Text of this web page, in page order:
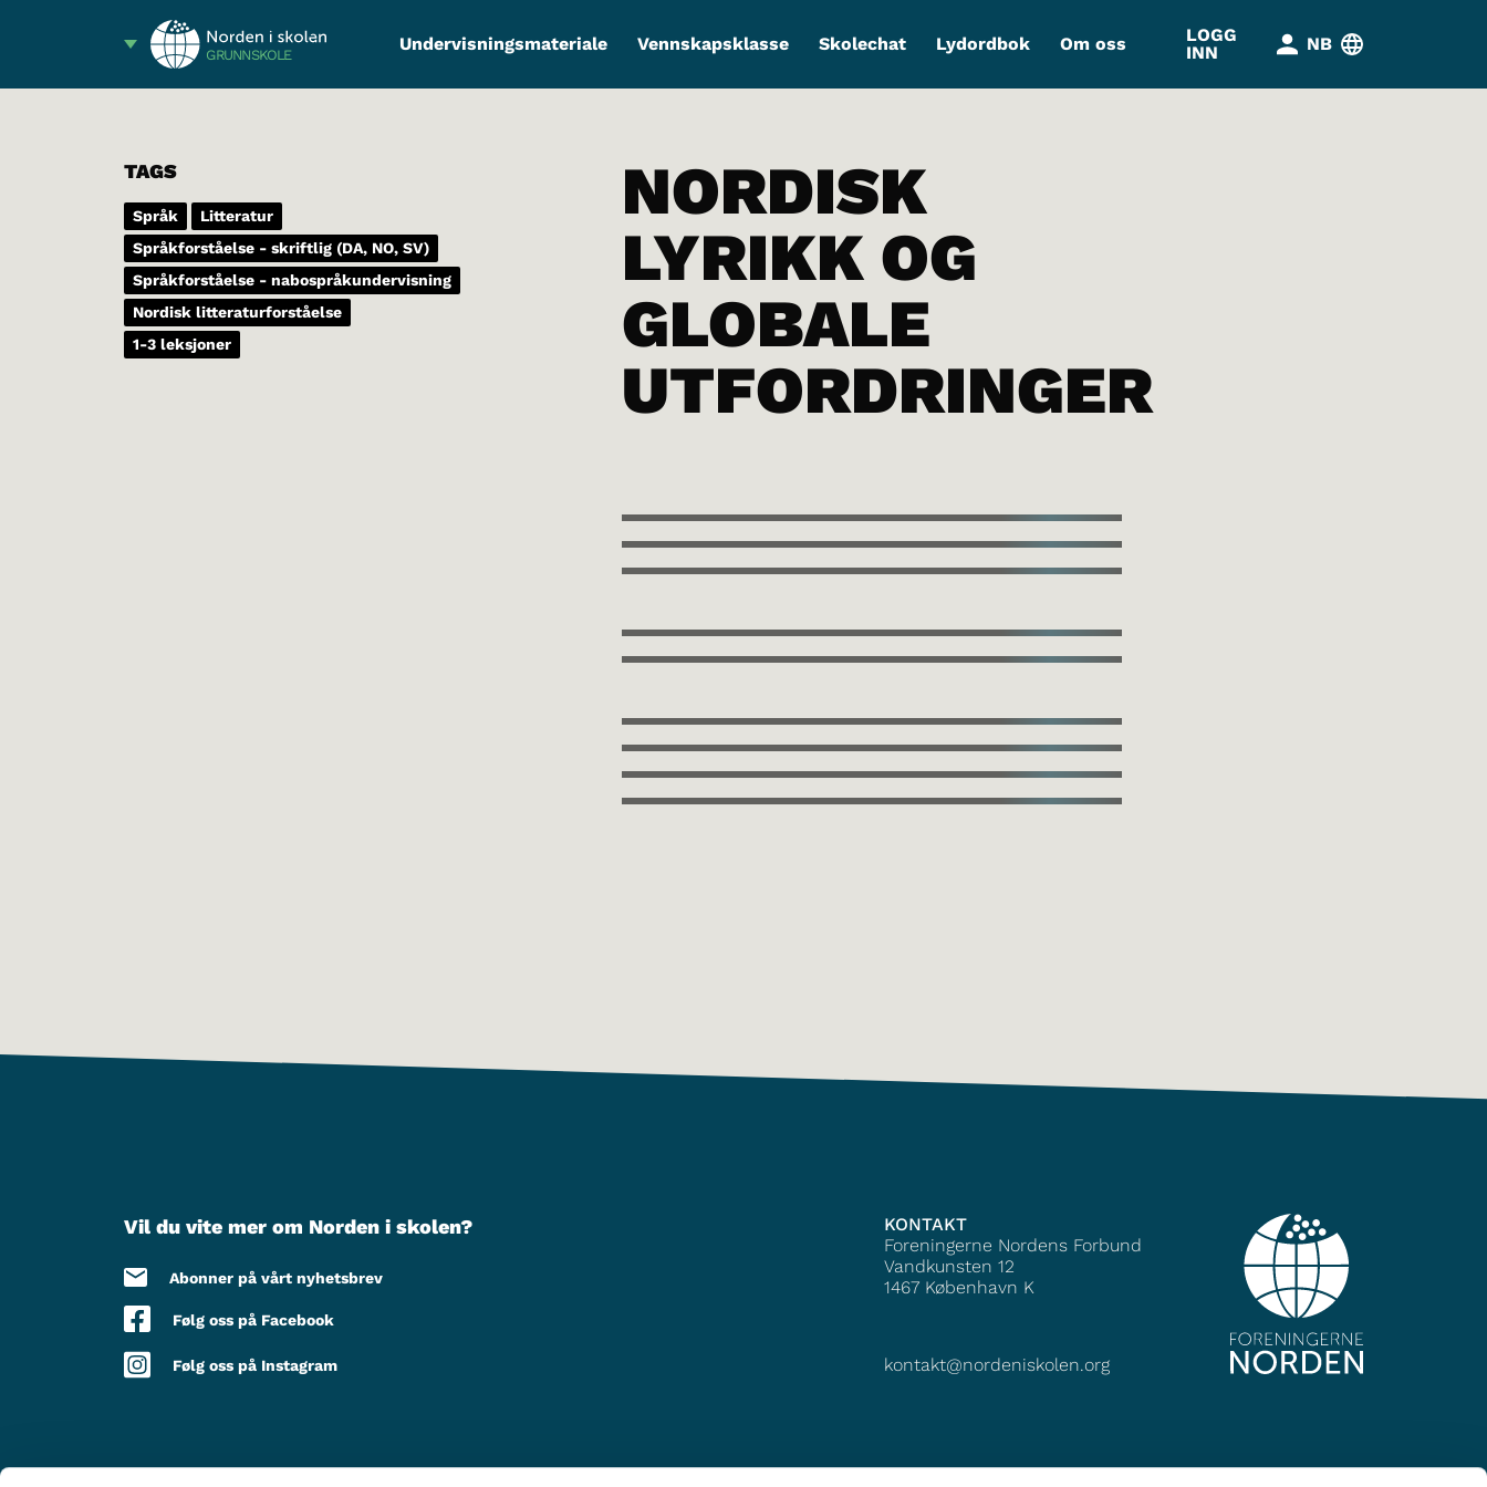
GRUNNSKOLE
Undervisningsmateriale Vennskapsklasse Skolechat Lydordbok Om oss
LOGG
INN
NB
TAGS
Språk
Litteratur
Språkforståelse - skriftlig (DA, NO, SV)
Språkforståelse - nabospråkundervisning
Nordisk litteraturforståelse
1-3 leksjoner
NORDISK
LYRIKK OG
GLOBALE
UTFORDRINGER
Vil du vite mer om Norden i skolen?
Abonner på vårt nyhetsbrev
Følg oss på Facebook
Følg oss på Instagram
KONTAKT
Foreningerne Nordens Forbund
Vandkunsten 12
1467 København K
kontakt@nordeniskolen.org